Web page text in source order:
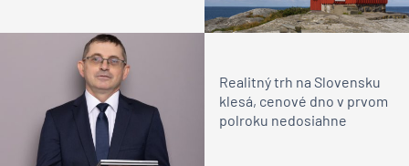
Realitný trh na Slovensku
klesá, cenové dno v prvom
polroku nedosiahne